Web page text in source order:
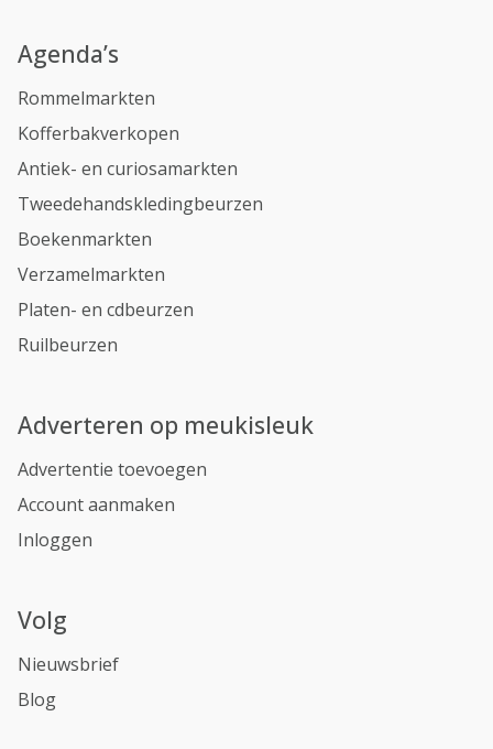
Agenda’s
Rommelmarkten
Kofferbakverkopen
Antiek- en curiosamarkten
Tweedehandskledingbeurzen
Boekenmarkten
Verzamelmarkten
Platen- en cdbeurzen
Ruilbeurzen
Adverteren op meukisleuk
Advertentie toevoegen
Account aanmaken
Inloggen
Volg
Nieuwsbrief
Blog